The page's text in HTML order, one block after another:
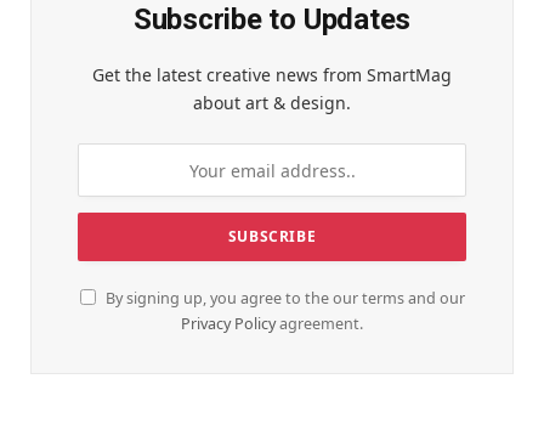
Subscribe to Updates
Get the latest creative news from SmartMag
about art & design.
By signing up, you agree to the our terms and our
Privacy Policyagreement.